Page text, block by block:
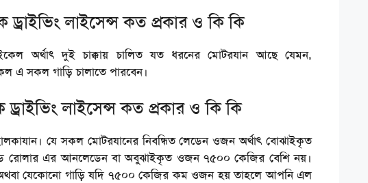
ড্রাইভিং লাইসেন্স কত প্রকার ও কি কি
অর্থাৎ দুই চাক্কায় চালিত যত ধরনের মোটরযান আছে যেমন,
এ সকল গাড়ি চালাতে পারবেন।
ড্রাইভিং লাইসেন্স কত প্রকার ও কি কি
যে সকল মোটরযানের নিবন্ধিত লেডেন ওজন অর্থাৎ বোঝাইকৃত
রোলার এর আনলেডেন বা অবুঝাইকৃত ওজন ৭৫০০ কেজির বেশি নয়।
অথবা যেকোনো গাড়ি যদি ৭৫০০ কেজির কম ওজন হয় তাহলে আপনি এল